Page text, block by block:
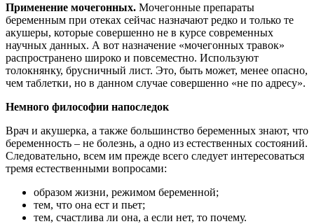
Применение мочегонных. Мочегонные препараты
беременным при отеках сейчас назначают редко и только те
акушеры, которые совершенно не в курсе современных
научных данных. А вот назначение «мочегонных травок»
распространено широко и повсеместно. Используют
толокнянку, брусничный лист. Это, быть может, менее опасно,
чем таблетки, но в данном случае совершенно «не по адресу».
Немного философии напоследок
Врач и акушерка, а также большинство беременных знают, что
беременность – не болезнь, а одно из естественных состояний.
Следовательно, всем им прежде всего следует интересоваться
тремя естественными вопросами:
образом жизни, режимом беременной;
тем, что она ест и пьет;
тем, счастлива ли она, а если нет, то почему.